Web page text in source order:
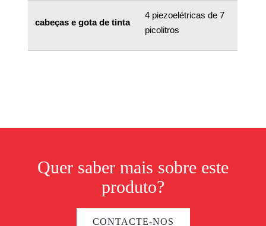
cabeças e gota de tinta
4 piezoelétricas de 7
picolitros
Quer saber mais sobre este
produto?
CONTACTE-NOS